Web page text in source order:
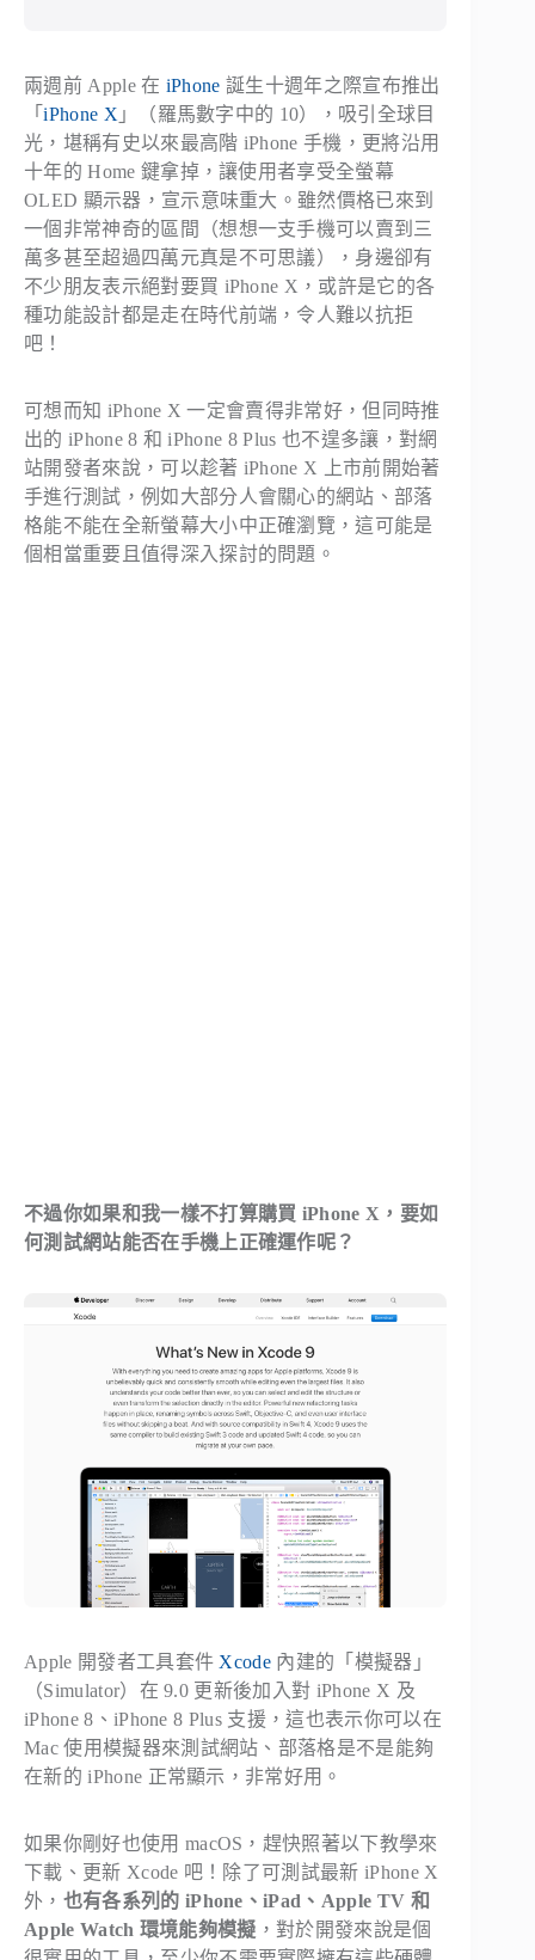
兩週前 Apple 在 iPhone 誕生十週年之際宣布推出
「iPhone X 」（羅馬數字中的 10），吸引全球目
光，堪稱有史以來最高階 iPhone 手機，更將沿用
十年的 Home 鍵拿掉，讓使用者享受全螢幕
OLED 顯示器，宣示意味重大。雖然價格已來到
一個非常神奇的區間（想想一支手機可以賣到三
萬多甚至超過四萬元真是不可思議），身邊卻有
不少朋友表示絕對要買 iPhone X，或許是它的各
種功能設計都是走在時代前端，令人難以抗拒
吧！
可想而知 iPhone X 一定會賣得非常好，但同時推
出的 iPhone 8 和 iPhone 8 Plus 也不遑多讓，對網
站開發者來說，可以趁著 iPhone X 上市前開始著
手進行測試，例如大部分人會關心的網站、部落
格能不能在全新螢幕大小中正確瀏覽，這可能是
個相當重要且值得深入探討的問題。
不過你如果和我一樣不打算購買 iPhone X，要如
何測試網站能否在手機上正確運作呢？
Apple 開發者工具套件 Xcode 內建的「模擬器」
（Simulator）在 9.0 更新後加入對 iPhone X 及
iPhone 8、iPhone 8 Plus 支援，這也表示你可以在
Mac 使用模擬器來測試網站、部落格是不是能夠
在新的 iPhone 正常顯示，非常好用。
如果你剛好也使用 macOS，趕快照著以下教學來
下載、更新 Xcode 吧！除了可測試最新 iPhone X
外， 也有各系列的 iPhone、iPad、Apple TV 和
Apple Watch 環境能夠模擬 ，對於開發來說是個